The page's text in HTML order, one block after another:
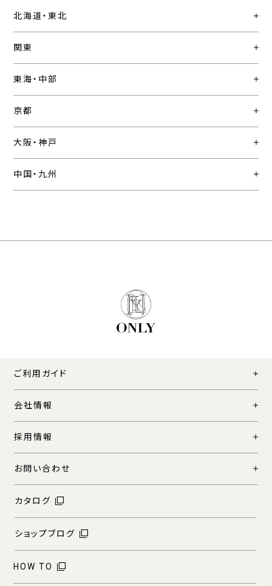
北海道・東北
関東
東海・中部
京都
大阪・神戸
中国・九州
ご利用ガイド
会社情報
採用情報
お問い合わせ
カタログ
ショップブログ
HOW TO